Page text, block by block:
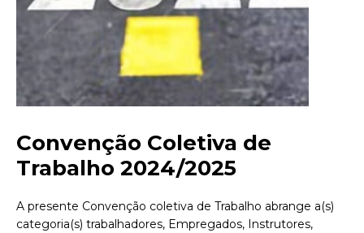
Convenção Coletiva de
Trabalho 2024/2025
A presente Convenção coletiva de Trabalho abrange a(s)
categoria(s) trabalhadores, Empregados, Instrutores,